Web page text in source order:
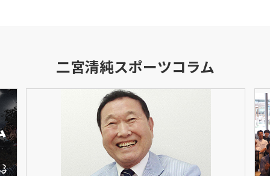
二宮清純スポーツコラム